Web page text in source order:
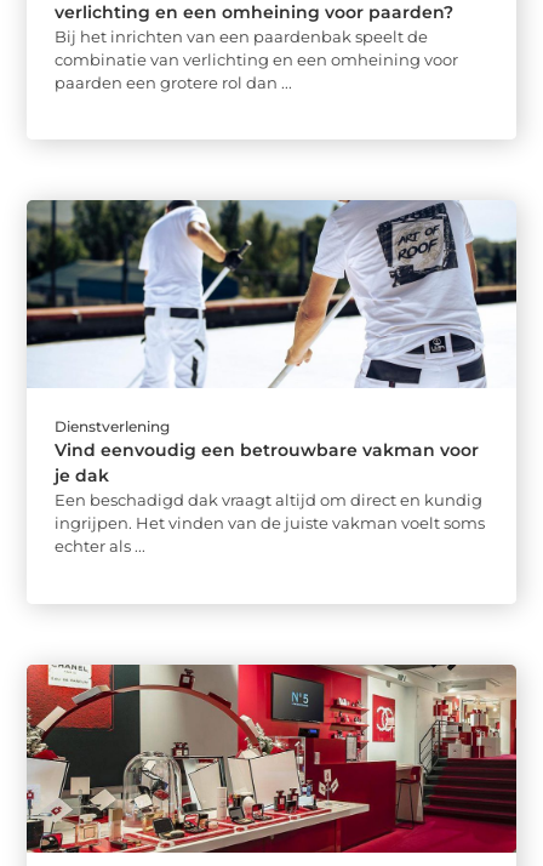
verlichting en een omheining voor paarden?
Bij het inrichten van een paardenbak speelt de
combinatie van verlichting en een omheining voor
paarden een grotere rol dan ...
Dienstverlening
Vind eenvoudig een betrouwbare vakman voor
je dak
Een beschadigd dak vraagt altijd om direct en kundig
ingrijpen. Het vinden van de juiste vakman voelt soms
echter als ...